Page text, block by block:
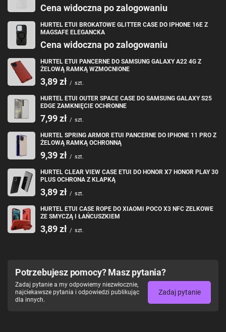
Specyfikacja Produktu – Magnet
Strap Case Etui do iPhone 12 Pro
Materiał: Wysokiej jakości skóra PU – odporna na zarysowania i
uszkodzenia
Kolor: Czerwony – odważny, wyrazisty, idealny dla osób pewnych
grubość)
Kompatybilność: Dedykowane dla iPhone 12 Pro Max
Miejsce na karty: Do 3 kart – przestronny portfel wbudowany w
dostęp
Dodatkowe funkcje: Wbudowana smycz – wygodne noszenie
telefonu na nadgarstku lub przypięcie do torby
Podsumowanie najważniejszych
cech i zalet produktu:
Elegancka skóra PU – odporna na uszkodzenia, wytrzymała i łatwa
Cena widoczna po zalogowaniu
HURTEL ETUI BROKATOWE GLITTER CASE DO IPHONE 16E Z
MAGSAFE ELEGANCKA
Cena widoczna po zalogowaniu
HURTEL ETUI PANCERNE DO SAMSUNG GALAXY A22 4G Z
ŻELOWĄ RAMKĄ WZMOCNIONE
3,89 zł / szt.
HURTEL ETUI OUTER SPACE CASE DO SAMSUNG GALAXY S25
EDGE ZAMKNIĘCIE OCHRONNE
7,99 zł / szt.
HURTEL SPRING ARMOR ETUI PANCERNE DO IPHONE 11 PRO Z
ŻELOWĄ RAMKĄ OCHRONNĄ
9,39 zł / szt.
HURTEL CLEAR VIEW CASE ETUI DO HONOR X7 HONOR PLAY 30
PLUS OCHRONA Z KLAPKĄ
3,89 zł / szt.
HURTEL ETUI CASE ROPE DO XIAOMI POCO X3 NFC ZELKOWE
ZE SMYCZĄ I ŁAŃCUSZKIEM
3,89 zł / szt.
Potrzebujesz pomocy? Masz pytania?
Zadaj pytanie a my odpowiemy niezwłocznie,
najciekawsze pytania i odpowiedzi publikując
dla innych.
Zadaj pytanie